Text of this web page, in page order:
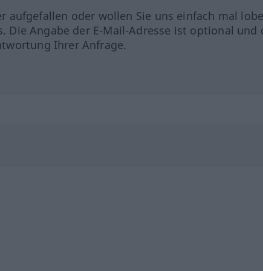
aufgefallen oder wollen Sie uns einfach mal
Die Angabe der E-Mail-Adresse ist optional und
Ihrer Anfrage.